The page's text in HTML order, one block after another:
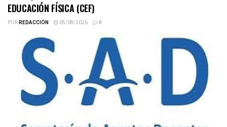
EDUCACIÓN FÍSICA (CEF)
PORREDACCIÓN 05/08/2026 0